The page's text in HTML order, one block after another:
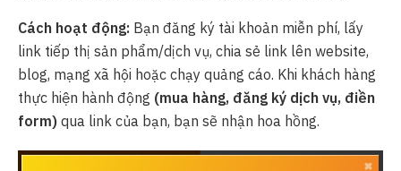
Cách hoạt động: Bạn đăng ký tài khoản miễn phí, lấy
link tiếp thị sản phẩm/dịch vụ, chia sẻ link lên website,
blog, mạng xã hội hoặc chạy quảng cáo. Khi khách hàng
thực hiện hành động (mua hàng, đăng ký dịch vụ, điền
form) qua link của bạn, bạn sẽ nhận hoa hồng.